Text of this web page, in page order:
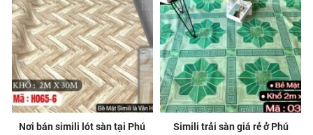
Nơi bán simili lót sàn tại Phú
Simili trải sàn giá rẻ ở Phú